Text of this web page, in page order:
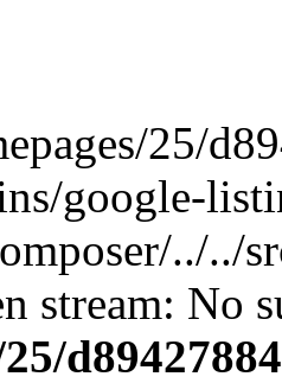
25/
google-
../../
stream: No
25/